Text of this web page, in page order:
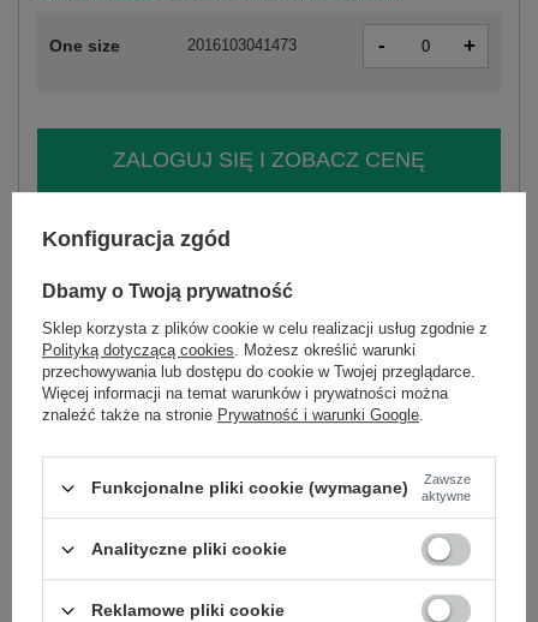
One size 2016103041473 - +
ZALOGUJ SIĘ I ZOBACZ CENĘ
Masz pytanie? Chętnie pomożemy.
Kod produktu
DHJ-SK-13965-1.61P
Marka
ITALY MODA
dekolt
kwadratowy
wzór
nadruk
maxi
codzienne
Konfiguracja zgód
Dbamy o Twoją prywatność
Sklep korzysta z plików cookie w celu realizacji usług zgodnie z
Polityką dotyczącą cookies. Możesz określić warunki
przechowywania lub dostępu do cookie w Twojej przeglądarce.
Więcej informacji na temat warunków i prywatności można
znaleźć także na stronie Prywatność i warunki Google.
Funkcjonalne pliki cookie (wymagane)
Zawsze
aktywne
Analityczne pliki cookie
Reklamowe pliki cookie